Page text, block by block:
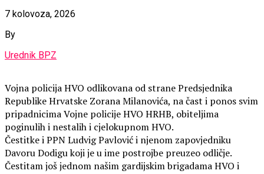
7 kolovoza, 2026
By
Urednik BPZ
Vojna policija HVO odlikovana od strane Predsjednika
Republike Hrvatske Zorana Milanovića, na čast i ponos svim
pripadnicima Vojne policije HVO HRHB, obiteljima
poginulih i nestalih i cjelokupnom HVO.
Čestitke i PPN Ludvig Pavlović i njenom zapovjedniku
Davoru Dodigu koji je u ime postrojbe preuzeo odličje.
Čestitam još jednom našim gardijskim brigadama HVO i